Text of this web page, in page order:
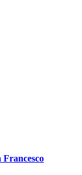
Francesco